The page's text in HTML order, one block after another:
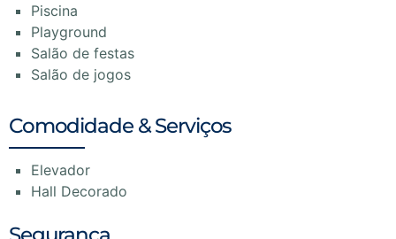
Piscina
Playground
Salão de festas
Salão de jogos
Comodidade & Serviços
Elevador
Hall Decorado